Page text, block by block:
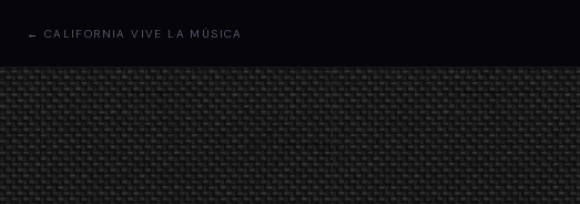
← CALIFORNIA VIVE LA MÚSICA